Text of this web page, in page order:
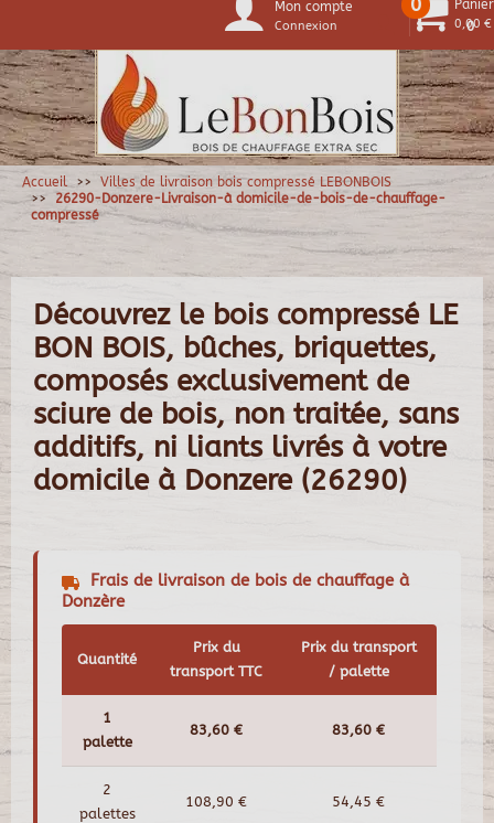
0
Mon compte
Connexion
0 Panier
0,00 €
Accueil
Villes de livraison bois compressé LEBONBOIS
26290-Donzere-Livraison-à domicile-de-bois-de-chauffage-
compressé
Découvrez le bois compressé LE
BON BOIS, bûches, briquettes,
composés exclusivement de
sciure de bois, non traitée, sans
additifs, ni liants livrés à votre
domicile à Donzere (26290)
Frais de livraison de bois de chauffage à
Donzère
Quantité
Prix du
transport TTC
Prix du transport
/ palette
1
palette
83,60 € 83,60 €
2
palettes
108,90 € 54,45 €